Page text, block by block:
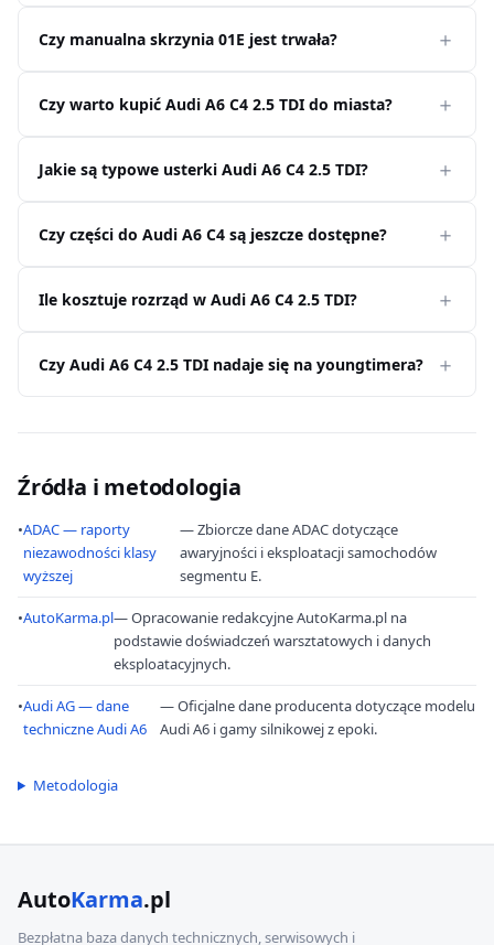
Czy manualna skrzynia 01E jest trwała?
Czy warto kupić Audi A6 C4 2.5 TDI do miasta?
Jakie są typowe usterki Audi A6 C4 2.5 TDI?
Czy części do Audi A6 C4 są jeszcze dostępne?
Ile kosztuje rozrząd w Audi A6 C4 2.5 TDI?
Czy Audi A6 C4 2.5 TDI nadaje się na youngtimera?
Źródła i metodologia
•ADAC — raporty
niezawodności klasy
wyższej
— Zbiorcze dane ADAC dotyczące
awaryjności i eksploatacji samochodów
segmentu E.
•AutoKarma.pl— Opracowanie redakcyjne AutoKarma.pl na
podstawie doświadczeń warsztatowych i danych
eksploatacyjnych.
•Audi AG — dane
techniczne Audi A6
— Oficjalne dane producenta dotyczące modelu
Audi A6 i gamy silnikowej z epoki.
Metodologia
AutoKarma.pl
Bezpłatna baza danych technicznych, serwisowych i